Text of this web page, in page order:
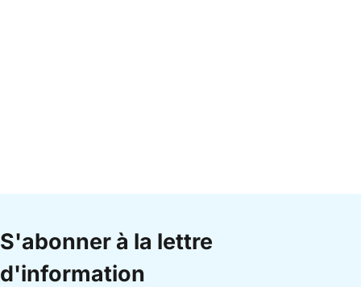
S'abonner à la lettre
d'information